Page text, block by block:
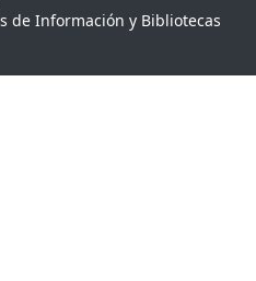
de Información y Bibliotecas